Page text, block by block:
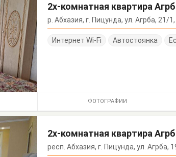
2х-комнатная квартира
р. Абхазия, г. Пицунда, ул. Агрба, 21/1,
Интернет Wi-Fi Автостоянка
ФОТОГРАФИИ
2х-комнатная квартира
респ. Абхазия, г. Пицунда, ул. Агрба,